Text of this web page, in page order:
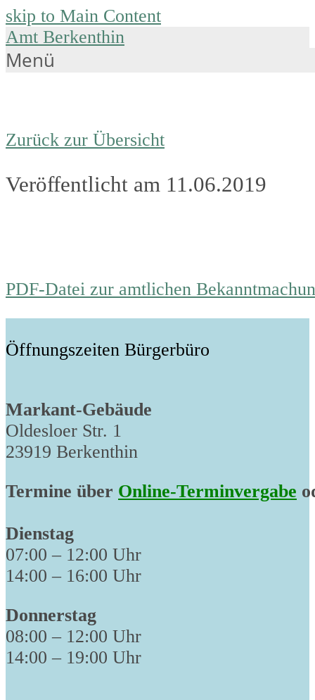
skip to Main Content
Amt Berkenthin
Menü
Zurück zur Übersicht
Veröffentlicht am 11.06.2019
PDF-Datei zur amtlichen
Öffnungszeiten Bürgerbüro
Markant-Gebäude
Oldesloer Str. 1
23919 Berkenthin
Termine über Online-Terminvergabe
Dienstag
07:00 – 12:00 Uhr
14:00 – 16:00 Uhr
Donnerstag
08:00 – 12:00 Uhr
14:00 – 19:00 Uhr